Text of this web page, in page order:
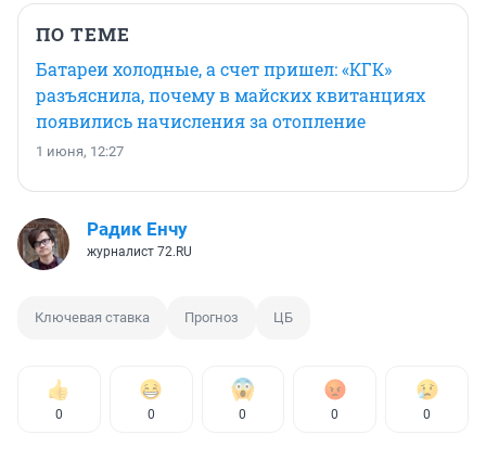
ПО ТЕМЕ
Батареи холодные, а счет пришел: «КГК»
разъяснила, почему в майских квитанциях
появились начисления за отопление
1 июня, 12:27
Радик Енчу
журналист 72.RU
Ключевая ставка Прогноз ЦБ
0 0 0 0 0